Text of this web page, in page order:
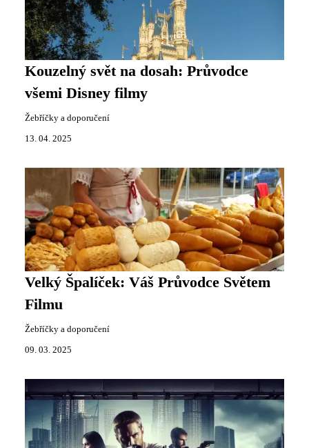
Kouzelný svět na dosah: Průvodce
všemi Disney filmy
Žebříčky a doporučení
13. 04. 2025
Velký Špalíček: Váš Průvodce Světem
Filmu
Žebříčky a doporučení
09. 03. 2025